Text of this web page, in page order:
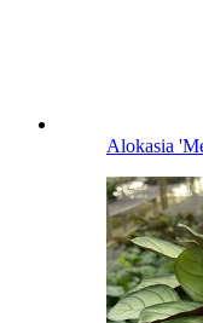
Alokasia